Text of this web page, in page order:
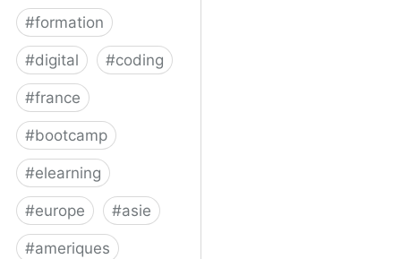
#formation
#digital #coding
#france
#bootcamp
#elearning
#europe #asie
#ameriques